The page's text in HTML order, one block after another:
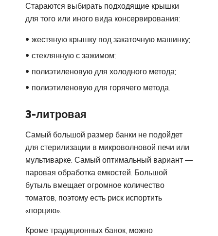
Стараются выбирать подходящие крышки
для того или иного вида консервирования:
жестяную крышку под закаточную машинку;
стеклянную с зажимом;
полиэтиленовую для холодного метода;
полиэтиленовую для горячего метода.
3-литровая
Самый большой размер банки не подойдет
для стерилизации в микроволновой печи или
мультиварке. Самый оптимальный вариант —
паровая обработка емкостей. Большой
бутыль вмещает огромное количество
томатов, поэтому есть риск испортить
«порцию».
Кроме традиционных банок, можно